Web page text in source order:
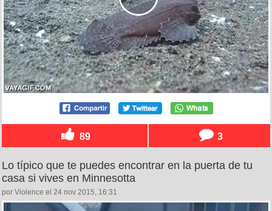
89 3
Lo típico que te puedes encontrar en la puerta de tu
casa si vives en Minnesotta
por Violence el 24 nov 2015, 16:31